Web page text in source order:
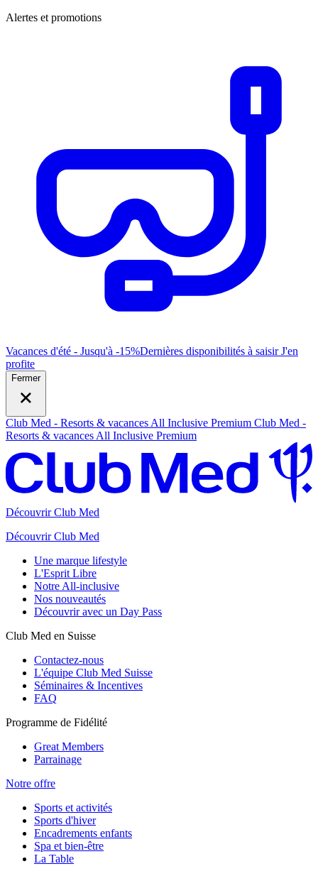
Alertes et promotions
Vacances d'été - Jusqu'à -15%Dernières disponibilités à saisirJ'en
profite
Fermer
Club Med - Resorts & vacances All Inclusive Premium Club Med -
Resorts & vacances All Inclusive Premium
Découvrir Club Med
Découvrir Club Med
Une marque lifestyle
L'Esprit Libre
Notre All-inclusive
Nos nouveautés
Découvrir avec un Day Pass
Club Med en Suisse
Contactez-nous
L'équipe Club Med Suisse
Séminaires & Incentives
FAQ
Programme de Fidélité
Great Members
Parrainage
Notre offre
Sports et activités
Sports d'hiver
Encadrements enfants
Spa et bien-être
La Table